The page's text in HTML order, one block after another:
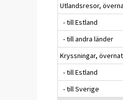
Utlandsresor,
- till Estland
- till andra länder
Kryssningar,
- till Estland
- till Sverige